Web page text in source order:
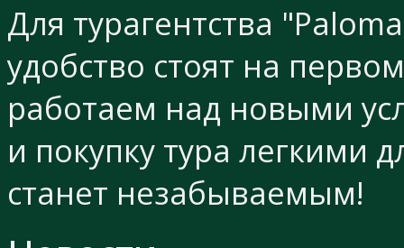
Для турагентства
удобство стоят на
работаем над новыми
и покупку тура легкими
станет незабываемым!